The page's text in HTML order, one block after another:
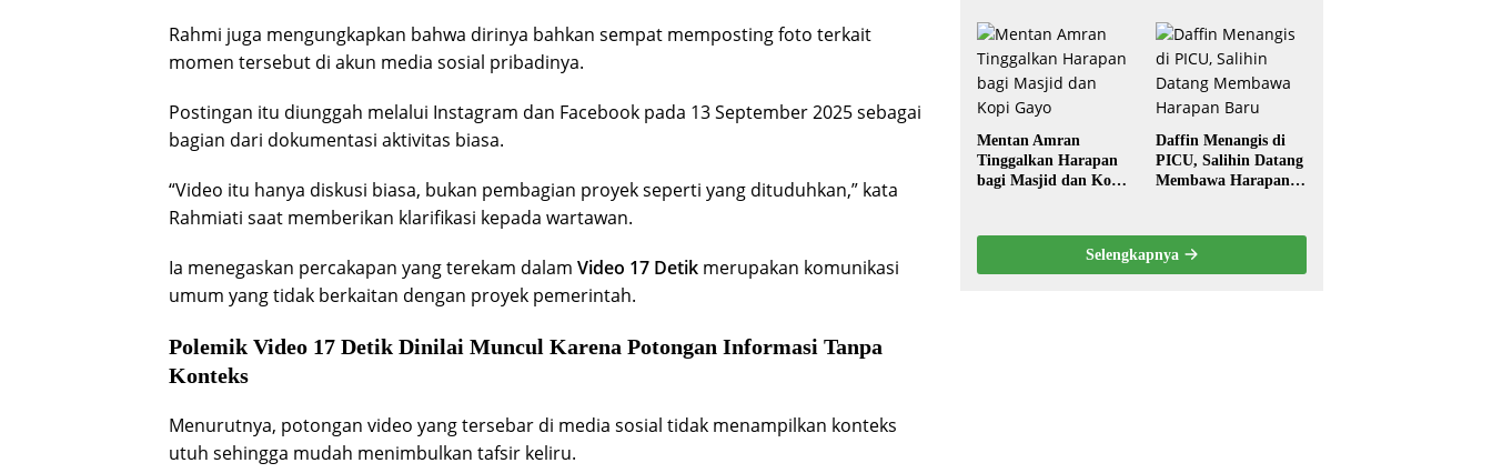
Rahmi juga mengungkapkan bahwa dirinya bahkan sempat memposting foto terkait
momen tersebut di akun media sosial pribadinya.
Postingan itu diunggah melalui Instagram dan Facebook pada 13 September 2025 sebagai
bagian dari dokumentasi aktivitas biasa.
“Video itu hanya diskusi biasa, bukan pembagian proyek seperti yang dituduhkan,” kata
Rahmiati saat memberikan klarifikasi kepada wartawan.
Ia menegaskan percakapan yang terekam dalam Video 17 Detik merupakan komunikasi
umum yang tidak berkaitan dengan proyek pemerintah.
Polemik Video 17 Detik Dinilai Muncul Karena Potongan Informasi Tanpa
Konteks
Menurutnya, potongan video yang tersebar di media sosial tidak menampilkan konteks
utuh sehingga mudah menimbulkan tafsir keliru.
Mentan Amran
Tinggalkan Harapan
bagi Masjid dan Kopi
Daffin Menangis di
PICU, Salihin Datang
Membawa Harapan
Selengkapnya